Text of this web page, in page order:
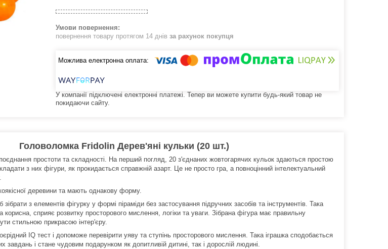
повернення товару протягом 14 днів за рахунок покупця
У компанії підключені електронні платежі. Тепер ви можете купити будь-який товар не
покидаючи сайту.
Головоломка Fridolin Дерев'яні кульки (20 шт.)
простоти та складності. На перший погляд, 20 з'єднаних жовтогарячих кульок здаються простою
з них фігури, як прокидається справжній азарт. Це не просто гра, а повноцінний інтелектуальний
деревини та мають однакову форму.
з елементів фігурку у формі піраміди без застосування підручних засобів та інструментів. Така
корисна, сприяє розвитку просторового мислення, логіки та уваги. Зібрана фігура має правильну
стильною прикрасою інтер'єру.
IQ тест і допоможе перевірити уяву та ступінь просторового мислення. Така іграшка сподобається
завдань і стане чудовим подарунком як допитливій дитині, так і дорослій людині.